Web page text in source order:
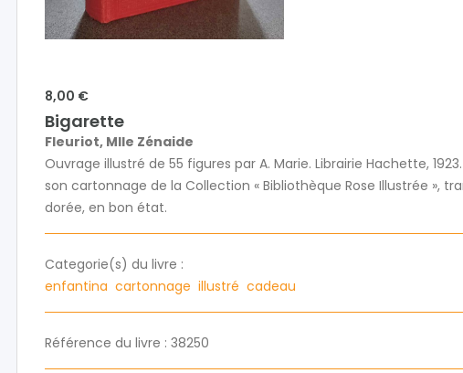
8,00 €
Bigarette
Fleuriot, Mlle Zénaide
Ouvrage illustré de 55 figures par A. Marie. Librairie Hachette, 1923.
son cartonnage de la Collection « Bibliothèque Rose Illustrée »,
dorée, en bon état.
Categorie(s) du livre :
enfantina cartonnage illustré cadeau
Référence du livre : 38250